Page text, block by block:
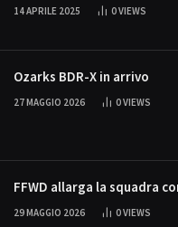
14 APRILE 2025 0VIEWS
Ozarks BDR-X in arrivo
27 MAGGIO 2026 0VIEWS
FFWD allarga la squadra
29 MAGGIO 2026 0VIEWS